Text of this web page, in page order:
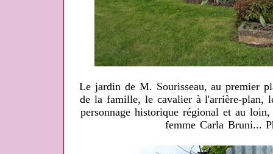
Le jardin de M. Sourisseau, au premier
de la famille, le cavalier à l'arrière-plan,
personnage historique régional et au
femme Carla Bruni...